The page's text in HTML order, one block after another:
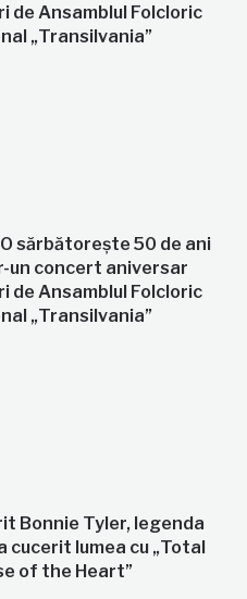
de Ansamblul Folcloric
„Transilvania”
sărbătorește 50 de ani
un concert aniversar
de Ansamblul Folcloric
„Transilvania”
Bonnie Tyler, legenda
cucerit lumea cu „Total
of the Heart”